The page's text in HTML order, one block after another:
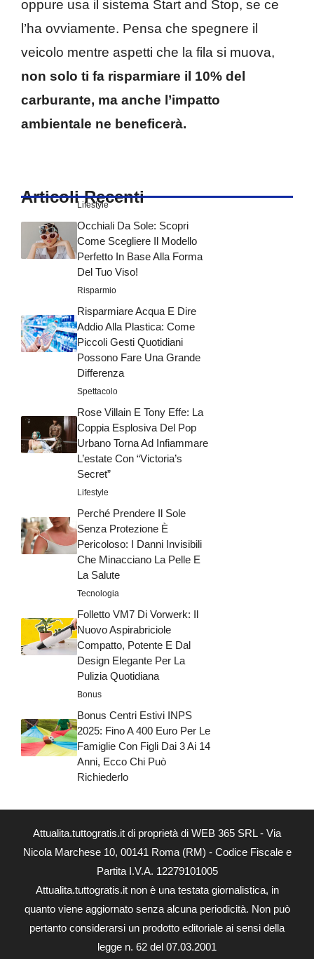
oppure usa il sistema Start and Stop, se ce
l’ha ovviamente. Pensa che spegnere il
veicolo mentre aspetti che la fila si muova,
non solo ti fa risparmiare il 10% del
carburante, ma anche l’impatto
ambientale ne beneficerà.
Articoli Recenti
Lifestyle
Occhiali Da Sole: Scopri
Come Scegliere Il Modello
Perfetto In Base Alla Forma
Del Tuo Viso!
Risparmio
Risparmiare Acqua E Dire
Addio Alla Plastica: Come
Piccoli Gesti Quotidiani
Possono Fare Una Grande
Differenza
Spettacolo
Rose Villain E Tony Effe: La
Coppia Esplosiva Del Pop
Urbano Torna Ad Infiammare
L’estate Con “Victoria’s
Secret”
Lifestyle
Perché Prendere Il Sole
Senza Protezione È
Pericoloso: I Danni Invisibili
Che Minacciano La Pelle E
La Salute
Tecnologia
Folletto VM7 Di Vorwerk: Il
Nuovo Aspirabriciole
Compatto, Potente E Dal
Design Elegante Per La
Pulizia Quotidiana
Bonus
Bonus Centri Estivi INPS
2025: Fino A 400 Euro Per Le
Famiglie Con Figli Dai 3 Ai 14
Anni, Ecco Chi Può
Richiederlo
Attualita.tuttogratis.it di proprietà di WEB 365 SRL - Via
Nicola Marchese 10, 00141 Roma (RM) - Codice Fiscale e
Partita I.V.A. 12279101005
Attualita.tuttogratis.it non è una testata giornalistica, in
quanto viene aggiornato senza alcuna periodicità. Non può
pertanto considerarsi un prodotto editoriale ai sensi della
legge n. 62 del 07.03.2001